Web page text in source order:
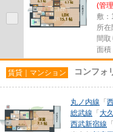
(管
敷：
所
間
面積
賃貸｜マンション コンフォ
丸ノ内線 「
総武線 「 大
西武新宿線 「